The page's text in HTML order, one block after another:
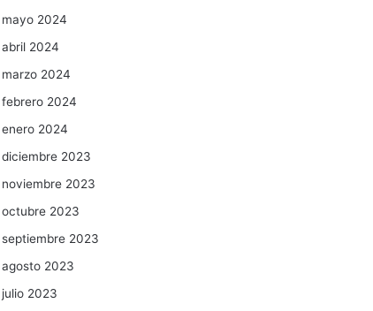
mayo 2024
abril 2024
marzo 2024
febrero 2024
enero 2024
diciembre 2023
noviembre 2023
octubre 2023
septiembre 2023
agosto 2023
julio 2023